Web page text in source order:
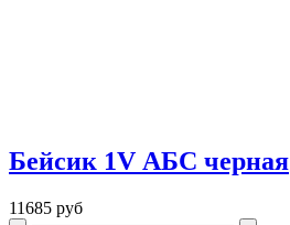
Бейсик 1V АБС черная
11685 руб